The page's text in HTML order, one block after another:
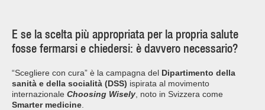
E se la scelta più appropriata per la propria salute
fosse fermarsi e chiedersi: è davvero necessario?
“Scegliere con cura” è la campagna del Dipartimento della
sanità e della socialità (DSS) ispirata al movimento
internazionale Choosing Wisely , noto in Svizzera come
Smarter medicine